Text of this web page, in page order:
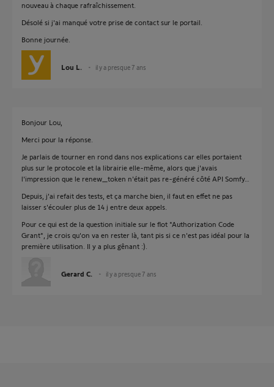
nouveau à chaque rafraîchissement.
Désolé si j'ai manqué votre prise de contact sur le portail.
Bonne journée.
Lou L. il y a presque 7 ans
Bonjour Lou,
Merci pour la réponse.
Je parlais de tourner en rond dans nos explications car elles portaient
plus sur le protocole et la librairie elle-même, alors que j'avais
l'impression que le renew_token n'était pas re-généré côté API Somfy…
Depuis, j'ai refait des tests, et ça marche bien, il faut en effet ne pas
laisser s'écouler plus de 14 j entre deux appels.
Pour ce qui est de la question initiale sur le flot "Authorization Code
Grant", je crois qu'on va en rester là, tant pis si ce n'est pas idéal pour la
première utilisation. Il y a plus gênant :).
Gerard C. il y a presque 7 ans